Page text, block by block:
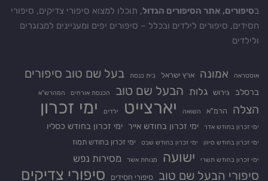
בסיפורים, אתר הסיפורים הגדול, תוכלו למצוא סיפורי צדיקים, סיפורי
חסידים, סיפורים לילדים ובכלל – סיפורים יפים ומעניינים למבוגרים
ולילדים
אוסטראה אמונה ארץ ישראל בית כנסת בעל שם טוב סיפורים
ברסלב גירוש גלות הבעל שם טוב הכנסת אורחים המהרש"א
הצלה הרמ"א השואה יארצייט ילדים ימי זכרון
ימי זכרון בחודש אדר ימי זכרון בחודש אייר ימי זכרון בחודש כסליו
ימי זכרון בחודש סיוון ימי זכרון בחודש שבט ימי זכרון בחודש תמוז
ימי זכרון בחודש תשרי ישועה מנוחת אשר מסירות נפש
סיפורי הבעל שם טוב סיפורי חסידים סיפורי צדיקים